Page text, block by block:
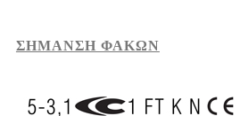
ΣΗΜΑΝΣΗ ΦΑΚΩΝ